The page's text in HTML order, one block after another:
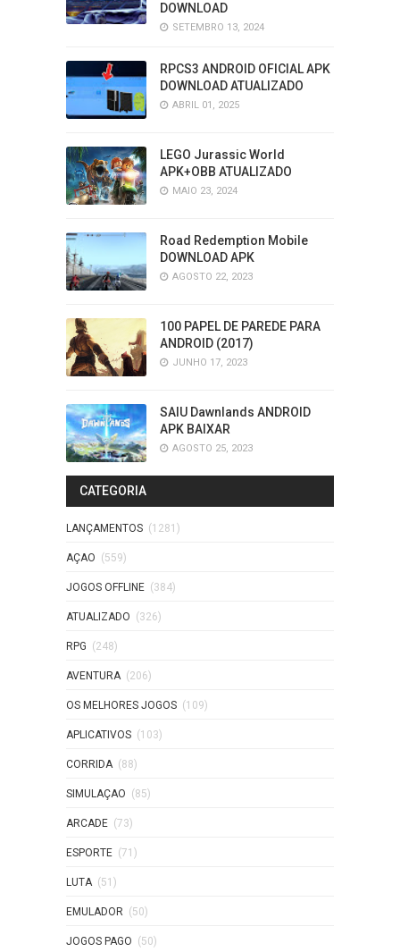
DOWNLOAD
SETEMBRO 13, 2024
RPCS3 ANDROID OFICIAL APK
DOWNLOAD ATUALIZADO
ABRIL 01, 2025
LEGO Jurassic World
APK+OBB ATUALIZADO
MAIO 23, 2024
Road Redemption Mobile
DOWNLOAD APK
AGOSTO 22, 2023
100 PAPEL DE PAREDE PARA
ANDROID (2017)
JUNHO 17, 2023
SAIU Dawnlands ANDROID
APK BAIXAR
AGOSTO 25, 2023
CATEGORIA
LANÇAMENTOS (1281)
AÇAO (559)
JOGOS OFFLINE (384)
ATUALIZADO (326)
RPG (248)
AVENTURA (206)
OS MELHORES JOGOS (109)
APLICATIVOS (103)
CORRIDA (88)
SIMULAÇAO (85)
ARCADE (73)
ESPORTE (71)
LUTA (51)
EMULADOR (50)
JOGOS PAGO (50)